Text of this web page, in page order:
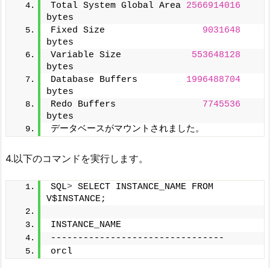
Total System Global Area 2566914016
bytes
Fixed Size 9031648
bytes
Variable Size 553648128
bytes
Database Buffers 1996488704
bytes
Redo Buffers 7745536
bytes
データベースがマウントされました。
4.以下のコマンドを実行します。
SQL> SELECT INSTANCE_NAME FROM
V$INSTANCE;
INSTANCE_NAME
--------------------------------
orcl